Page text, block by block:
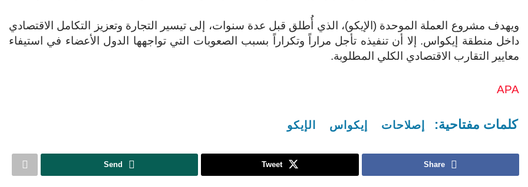
ويهدف مشروع العملة الموحدة (الإيكو)، الذي أُطلق قبل عدة سنوات، إلى تيسير التجارة وتعزيز التكامل الاقتصادي
داخل منطقة إيكواس. إلا أن تنفيذه تأجل مراراً وتكراراً بسبب الصعوبات التي تواجهها الدول الأعضاء في استيفاء
معايير التقارب الاقتصادي الكلي المطلوبة.
APA
كلمات مفتاحية: إصلاحات إيكواس الإيكو
Share
Tweet
Send